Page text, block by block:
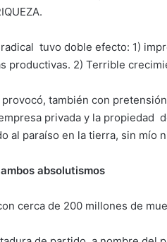
tuvo doble efecto: 1)
productivas. 2) Terrible
provocó, también con
privada y la
al paraíso en la tierra, sin mío
absolutismos
cerca de 200 millones de